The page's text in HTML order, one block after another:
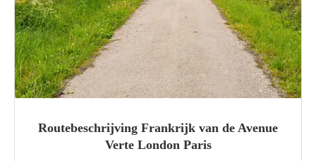
Routebeschrijving Frankrijk van de Avenue
Verte London Paris